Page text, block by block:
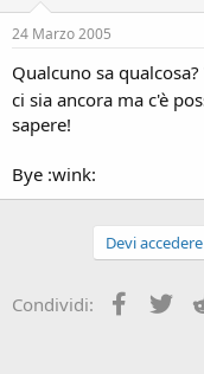
d
s
u
s
i
o
i
n
i
i
24 Marzo 2005
Qualcuno sa
ci sia ancora ma c'è
sapere!
Bye :wink:
Devi
Condividi: